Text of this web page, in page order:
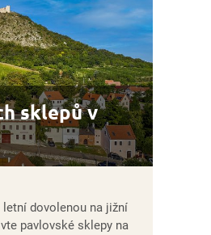
sklepů v
letní dovolenou na jižní
pavlovské sklepy na